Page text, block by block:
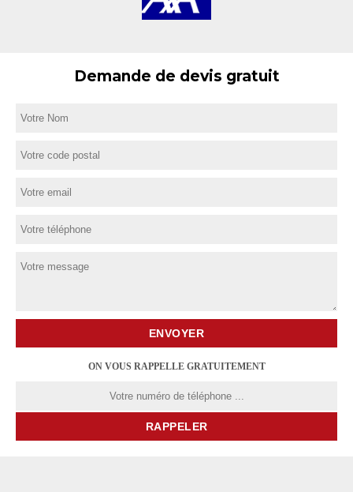
Demande de devis gratuit
ON VOUS RAPPELLE GRATUITEMENT